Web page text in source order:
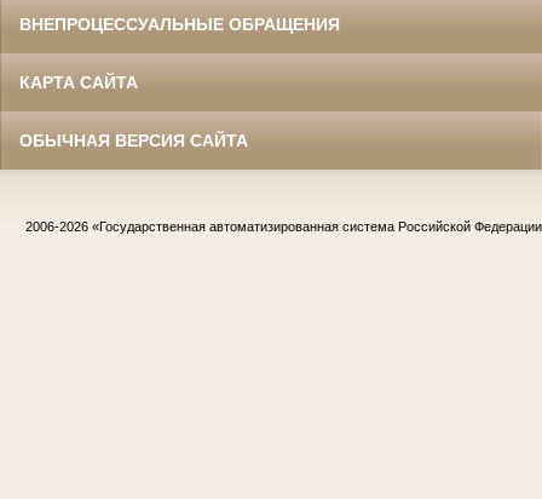
ВНЕПРОЦЕССУАЛЬНЫЕ ОБРАЩЕНИЯ
КАРТА САЙТА
ОБЫЧНАЯ ВЕРСИЯ САЙТА
2006-2026 «Государственная автоматизированная система Российской